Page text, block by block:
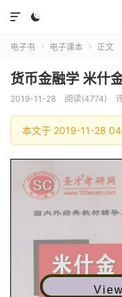


电子书  电子课本  正文
货币金融学 米什
2019-11-28 阅读(4774)
本文于 2019-11-28